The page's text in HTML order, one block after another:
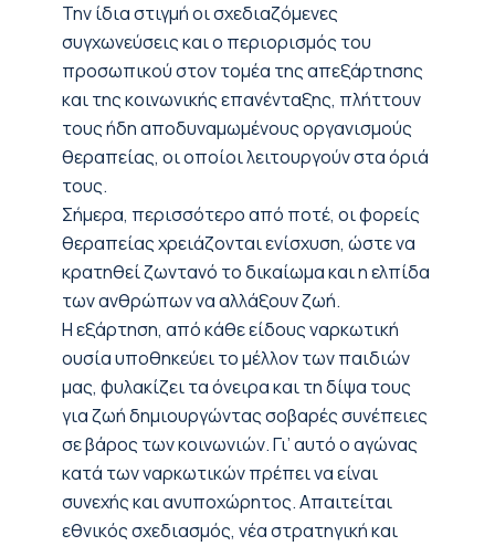
Την ίδια στιγμή οι σχεδιαζόμενες
συγχωνεύσεις και ο περιορισμός του
προσωπικού στον τομέα της απεξάρτησης
και της κοινωνικής επανένταξης, πλήττουν
τους ήδη αποδυναμωμένους οργανισμούς
θεραπείας, οι οποίοι λειτουργούν στα όριά
τους.
Σήμερα, περισσότερο από ποτέ, οι φορείς
θεραπείας χρειάζονται ενίσχυση, ώστε να
κρατηθεί ζωντανό το δικαίωμα και η ελπίδα
των ανθρώπων να αλλάξουν ζωή.
Η εξάρτηση, από κάθε είδους ναρκωτική
ουσία υποθηκεύει το μέλλον των παιδιών
μας, φυλακίζει τα όνειρα και τη δίψα τους
για ζωή δημιουργώντας σοβαρές συνέπειες
σε βάρος των κοινωνιών. Γι’ αυτό ο αγώνας
κατά των ναρκωτικών πρέπει να είναι
συνεχής και ανυποχώρητος. Απαιτείται
εθνικός σχεδιασμός, νέα στρατηγική και